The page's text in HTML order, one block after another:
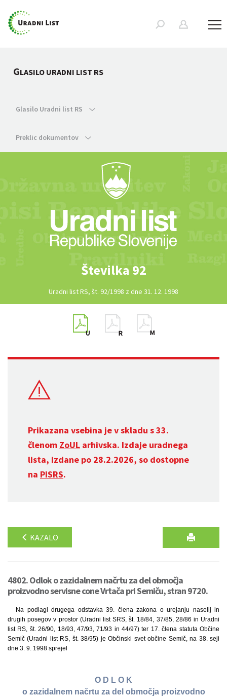
GLASILO URADNI LIST RS
Glasilo Uradni list RS
Preklic dokumentov
Številka 92
Uradni list RS, št. 92/1998 z dne 31. 12. 1998
Prikazana vsebina je v skladu s 33.
členom ZoUL arhivska. Izdaje uradnega
lista, izdane po 28.2.2026, so dostopne
na PISRS.
KAZALO
4802. Odlok o zazidalnem načrtu za del območja
proizvodno servisne cone Vrtača pri Semiču, stran 9720.
Na podlagi drugega odstavka 39. člena zakona o urejanju naselij in
drugih posegov v prostor (Uradni list SRS, št. 18/84, 37/85, 28/86 in Uradni
list RS, št. 26/90, 18/93, 47/93, 71/93 in 44/97) ter 17. člena statuta Občine
Semič (Uradni list RS, št. 38/95) je Občinski svet občine Semič, na 38. seji
dne 3. 9. 1998 sprejel
O D L O K
o zazidalnem načrtu za del območja proizvodno